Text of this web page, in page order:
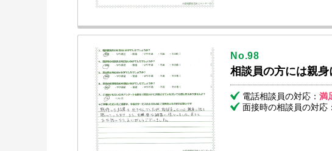
No.98
相談員の方には親身
電話相談員の対応： 満
面接時の相談員の対応：